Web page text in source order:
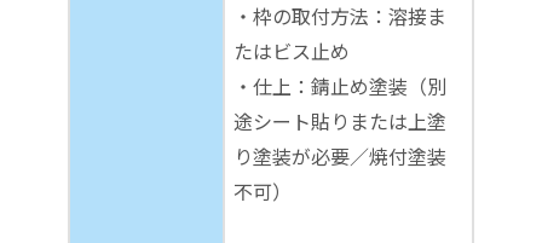
・枠の取付方法：溶接ま
たはビス止め
・仕上：錆止め塗装（別
途シート貼りまたは上塗
り塗装が必要／焼付塗装
不可）